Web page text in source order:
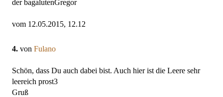
der bagalutenGregor
vom 12.05.2015, 12.12
4. von Fulano
Schön, dass Du auch dabei bist. Auch hier ist die Leere sehr
leereich prost3
Gruß